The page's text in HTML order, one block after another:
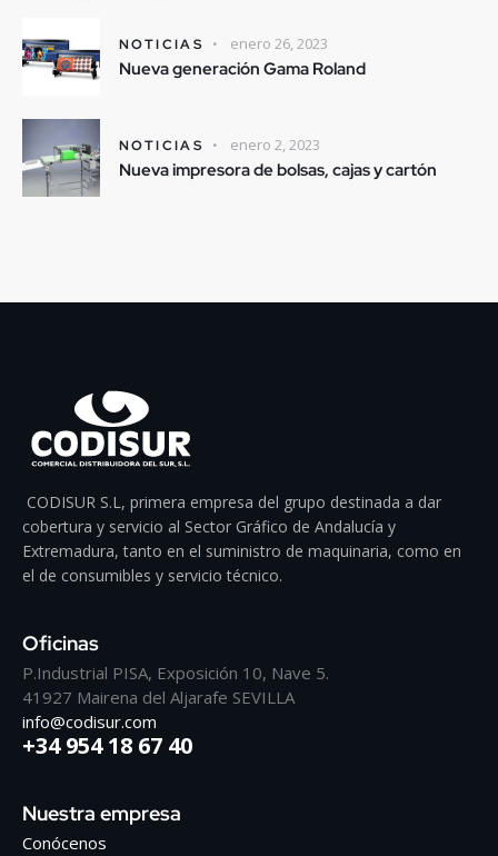
NOTICIAS enero 26, 2023
Nueva generación Gama Roland
NOTICIAS enero 2, 2023
Nueva impresora de bolsas, cajas y cartón
CODISUR S.L, primera empresa del grupo destinada a dar
cobertura y servicio al Sector Gráfico de Andalucía y
Extremadura, tanto en el suministro de maquinaria, como en
el de consumibles y servicio técnico.
Oficinas
P.Industrial PISA, Exposición 10, Nave 5.
41927 Mairena del Aljarafe SEVILLA
info@codisur.com
+34 954 18 67 40
Nuestra empresa
Conócenos